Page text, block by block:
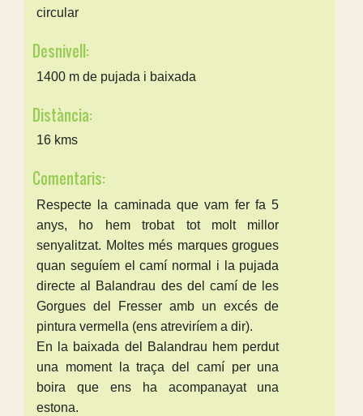
circular
Desnivell:
1400 m de pujada i baixada
Distància:
16 kms
Comentaris:
Respecte la caminada que vam fer fa 5
anys, ho hem trobat tot molt millor
senyalitzat. Moltes més marques grogues
quan seguíem el camí normal i la pujada
directe al Balandrau des del camí de les
Gorgues del Fresser amb un excés de
pintura vermella (ens atreviríem a dir).
En la baixada del Balandrau hem perdut
una moment la traça del camí per una
boira que ens ha acompanayat una
estona.